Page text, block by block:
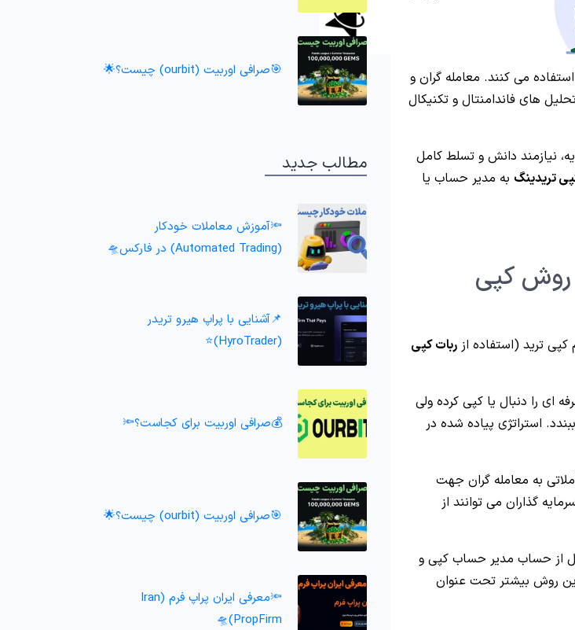
استفاده می کنند. معامله گران و
های فاندامنتال و تکنیکال
نیازمند دانش و تسلط کامل
تریدینگ به مدیر حساب یا
روش کپی
ربات کپی
ای را دنبال یا کپی کرده ولی
استراتژی پیاده شده در
به معامله گران جهت
گذاران می توانند از
از حساب مدیر حساب کپی و
این روش بیشتر تحت عنوان
🎯صرافی اوربیت (ourbit) چیست؟🌟
مطالب جدید
🔦آموزش معاملات خودکار
(Automated Trading) در فارکس🛸
📌آشنایی با پراپ هیرو تریدر
(HyroTrader)⭐️
💰صرافی اوربیت برای کجاست؟🔦
🎯صرافی اوربیت (ourbit) چیست؟🌟
🔦معرفی ایران پراپ فرم (Iran
PropFirm)🛸